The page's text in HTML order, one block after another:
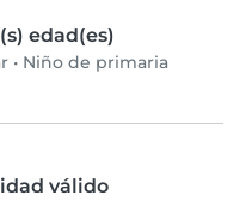
edad(es)
• Niño de primaria
válido